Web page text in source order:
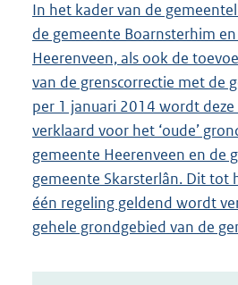
In het kader van de
de gemeente Boarnsterhim
Heerenveen, als ook de
van de grenscorrectie met de
per 1 januari 2014 wordt
verklaard voor het ‘oude’
gemeente Heerenveen en de
gemeente Skarsterlân. Dit tot
één regeling geldend wordt
gehele grondgebied van de